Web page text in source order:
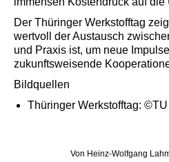
Der Thüringer Werkstofftag
wertvoll der Austausch
und Praxis ist, um neue
zukunftsweisende
Bildquellen
Thüringer Werkstofftag:
Von Heinz-Wolfgang